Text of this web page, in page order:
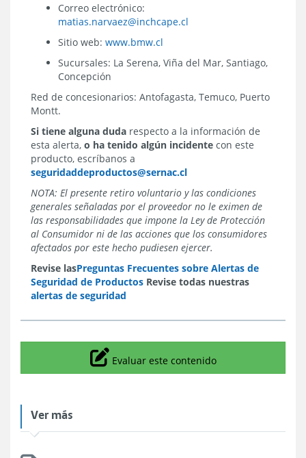
Correo electrónico:
matias.narvaez@inchcape.cl
Sitio web: www.bmw.cl
Sucursales: La Serena, Viña del Mar, Santiago,
Concepción
Red de concesionarios: Antofagasta, Temuco, Puerto
Montt.
Si tiene alguna duda respecto a la información de
esta alerta, o ha tenido algún incidente con este
producto, escríbanos a
seguridaddeproductos@sernac.cl
NOTA: El presente retiro voluntario y las condiciones
generales señaladas por el proveedor no le eximen de
las responsabilidades que impone la Ley de Protección
al Consumidor ni de las acciones que los consumidores
afectados por este hecho pudiesen ejercer.
Revise lasPreguntas Frecuentes sobre Alertas de
Seguridad de Productos Revise todas nuestras
alertas de seguridad
Icono
Evaluar este contenido
Ver más